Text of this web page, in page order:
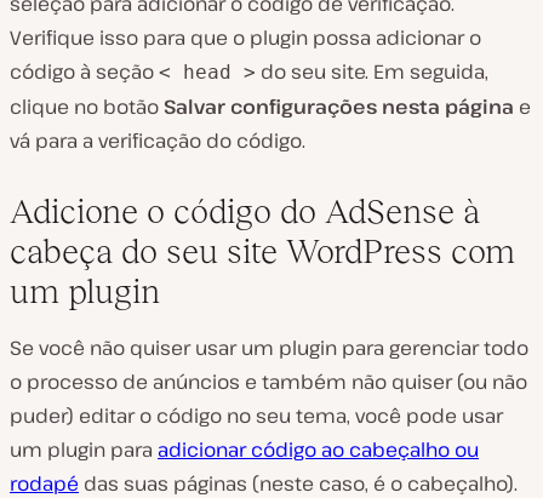
Verifique isso para que o plugin possa adicionar o
código à seção < head > do seu site. Em seguida,
clique no botão Salvar configurações nesta página e
vá para a verificação do código.
Adicione o código do AdSense à
cabeça do seu site WordPress com
um plugin
Se você não quiser usar um plugin para gerenciar todo
o processo de anúncios e também não quiser (ou não
puder) editar o código no seu tema, você pode usar
um plugin para adicionar código ao cabeçalho ou
rodapé das suas páginas (neste caso, é o cabeçalho).